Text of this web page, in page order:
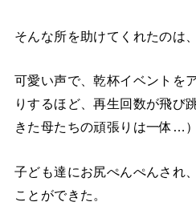
そんな所を助けてくれたのは
可愛い声で、乾杯イベントを
りするほど、再生回数が飛び
きた母たちの頑張りは一体…）
子ども達にお尻ぺんぺんされ
ことができた。